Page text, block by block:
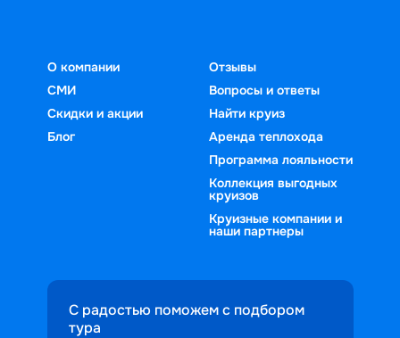
О компании
СМИ
Скидки и акции
Блог
Отзывы
Вопросы и ответы
Найти круиз
Аренда теплохода
Программа лояльности
Коллекция выгодных
круизов
Круизные компании и
наши партнеры
С радостью поможем с подбором
тура